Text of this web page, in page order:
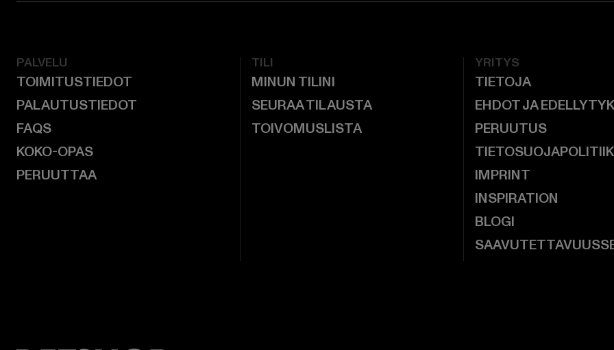
PALVELU
TOIMITUSTIEDOT
PALAUTUSTIEDOT
FAQS
KOKO-OPAS
PERUUTTAA
TILI
MINUN TILINI
SEURAA TILAUSTA
TOIVOMUSLISTA
YRITYS
TIETOJA
EHDOT JA
PERUUTUS
IMPRINT
INSPIRATION
BLOGI